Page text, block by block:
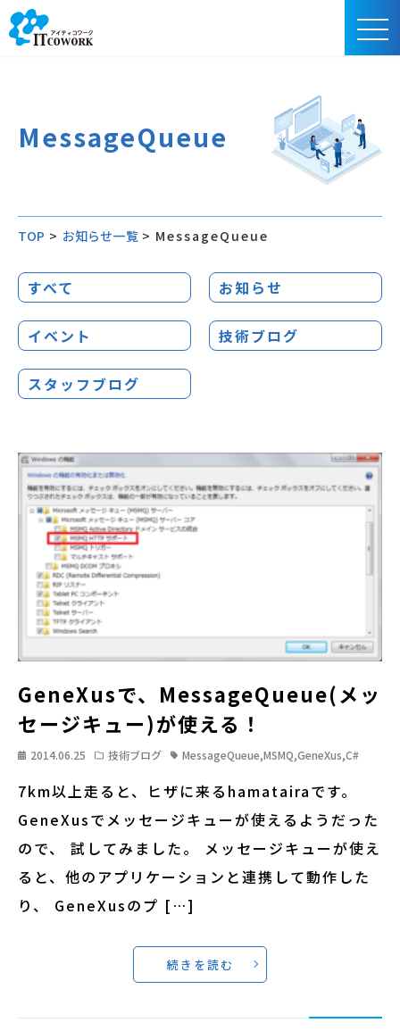
MessageQueue
TOP > お知らせ一覧 > MessageQueue
すべて お知らせ
イベント 技術ブログ
スタッフブログ
GeneXusで、MessageQueue(メッ
セージキュー)が使える！
2014.06.25 技術ブログ MessageQueue,MSMQ,GeneXus,C#
7km以上走ると、ヒザに来るhamatairaです。
GeneXusでメッセージキューが使えるようだった
ので、 試してみました。 メッセージキューが使え
ると、他のアプリケーションと連携して動作した
り、 GeneXusのプ […]
続きを読む